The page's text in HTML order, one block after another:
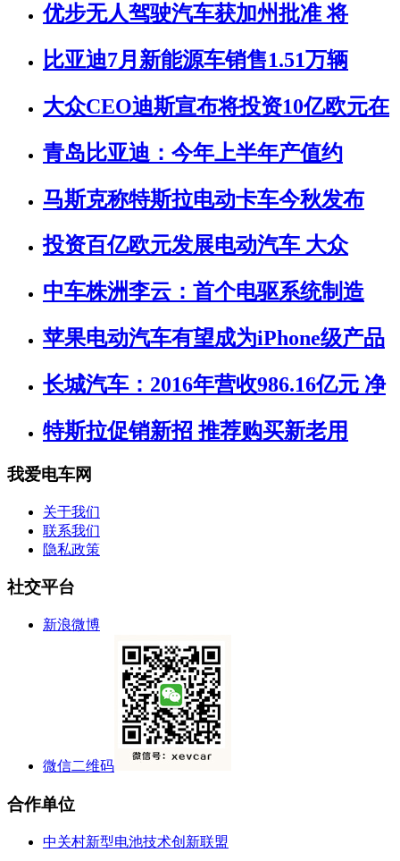
优步无人驾驶汽车获加州批准 将
比亚迪7月新能源车销售1.51万辆
大众CEO迪斯宣布将投资10亿欧元在
青岛比亚迪：今年上半年产值约
马斯克称特斯拉电动卡车今秋发布
投资百亿欧元发展电动汽车 大众
中车株洲李云：首个电驱系统制造
苹果电动汽车有望成为iPhone级产品
长城汽车：2016年营收986.16亿元 净
特斯拉促销新招 推荐购买新老用
我爱电车网
关于我们
联系我们
隐私政策
社交平台
新浪微博
微信二维码
合作单位
中关村新型电池技术创新联盟